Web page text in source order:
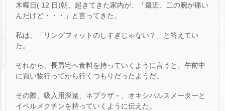
木曜日( 12 日)朝、起きてきた家内が、「最近、二の腕が痛い
んだけど・・・」と言ってきた。
私は、「リングフィットのしすぎじゃない？」と答えてい
た。
それから、長男宅へ食料を持っていくように言うと、午前中
に買い物行ってから行くつもりだったようだ。
その際、吸入用深遠、ネブラザ－、オキシパルスメーターと
イベルメクチンを持っていくように伝えた。